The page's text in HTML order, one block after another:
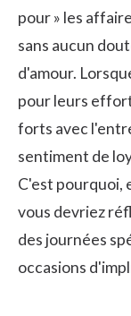
pour » les
sans aucun
d'amour.
pour leurs
forts avec
sentiment de
C'est pourquoi,
vous devriez
des journées
occasions